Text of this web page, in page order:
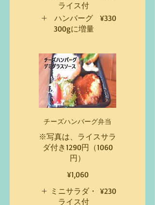
ライス付
ハンバーグ
300gに増量
¥330
チーズハンバーグ弁当
※写真は、ライスサラ
ダ付き1290円（1060
円）
¥1,060
ミニサラダ・
ライス付
¥230